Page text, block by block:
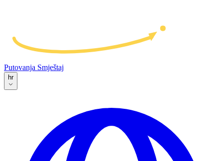
Putovanja Smještaj
hr